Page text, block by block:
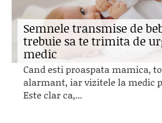
Semnele transmise de
trebuie sa te trimita de
medic
Cand esti proaspata mamica,
alarmant, iar vizitele la medic
Este clar ca,...